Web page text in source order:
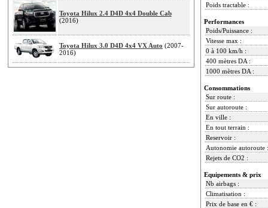
Toyota Hilux 2.4 D4D 4x4 Double Cab
(2016)
Toyota Hilux 3.0 D4D 4x4 VX Auto (2007-
2016)
Poids tractable :
Performances
Poids/Puissance :
Vitesse max :
0 à 100 km/h :
400 mètres DA :
1000 mètres DA :
Consommations
Sur route :
Sur autoroute :
En ville :
En tout terrain :
Reservoir :
Autonomie autoroute :
Rejets de CO2 :
Equipements & prix
Nb airbags :
Climatisation :
Prix de base en € :